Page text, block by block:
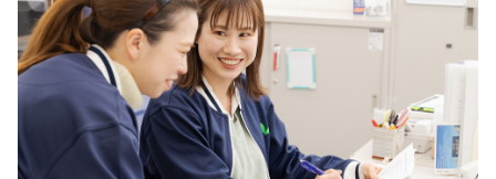
インタビュー
就活成功ガイド
リファレンス
プラン
個人向けプラン
再チャレンジ結果一覧
paiza times
note